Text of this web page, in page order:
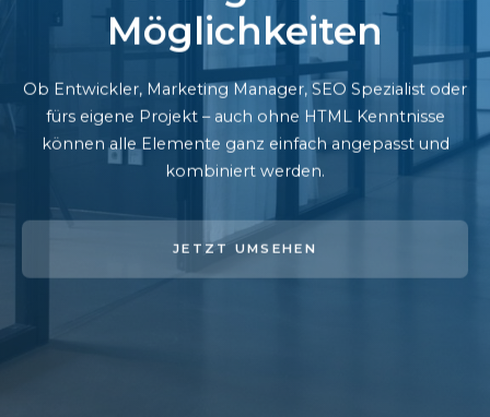
Möglichkeiten
Ob Entwickler, Marketing Manager, SEO Spezialist oder
fürs eigene Projekt – auch ohne HTML Kenntnisse
können alle Elemente ganz einfach angepasst und
kombiniert werden.
JETZT UMSEHEN